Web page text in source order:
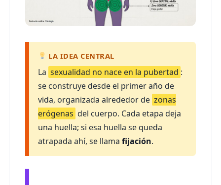
LA IDEA CENTRAL
La sexualidad no nace en la pubertad :
se construye desde el primer año de
vida, organizada alrededor de zonas
erógenas del cuerpo. Cada etapa deja
una huella; si esa huella se queda
atrapada ahí, se llama fijación.